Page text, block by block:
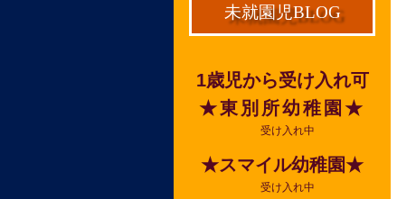
未就園児BLOG
1歳児から受け入れ可
★東別所幼稚園★
受け入れ中
★スマイル幼稚園★
受け入れ中